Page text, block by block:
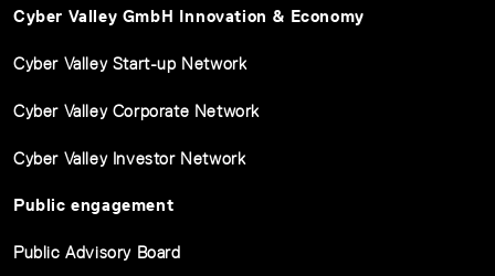
Cyber Valley GmbH Innovation & Economy
Cyber Valley Start-up Network
Cyber Valley Corporate Network
Cyber Valley Investor Network
Public engagement
Public Advisory Board